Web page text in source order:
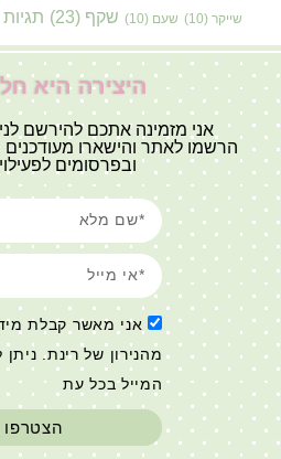
שייקר (10) שעם (10) שקף (23) תגיות
היצירה היא
אני מזמינה אתכם להירשם
הרשמו לאתר והישארו
ובפרסומים
אני מאשר קבלת
מהנירון של רינת.
המייל בכל עת
הצטרפו